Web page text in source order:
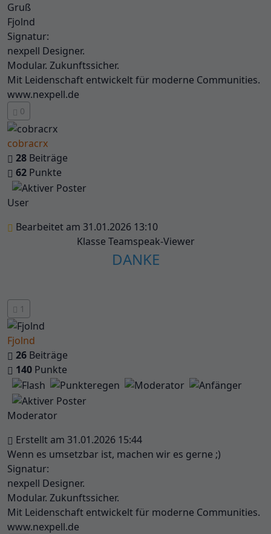
Gruß
Fjolnd
Signatur:
nexpell Designer.
Modular. Zukunftssicher.
Mit Leidenschaft entwickelt für moderne Communities.
www.nexpell.de
0
cobracrx
28 Beiträge
62 Punkte
User
Bearbeitet am 31.01.2026 13:10
Klasse Teamspeak-Viewer
DANKE
1
Fjolnd
26 Beiträge
140 Punkte
Moderator
Erstellt am 31.01.2026 15:44
Wenn es umsetzbar ist, machen wir es gerne ;)
Signatur:
nexpell Designer.
Modular. Zukunftssicher.
Mit Leidenschaft entwickelt für moderne Communities.
www.nexpell.de